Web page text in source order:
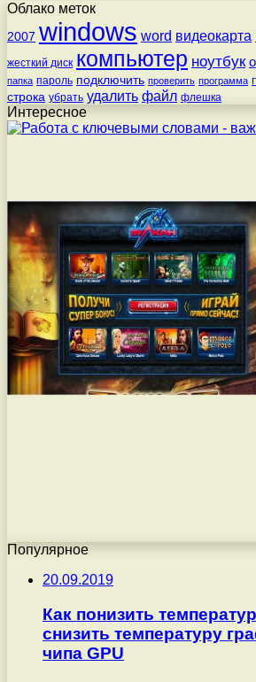
Облако меток
2007 windows word видеокарта
жесткий диск компьютер ноутбук
папка пароль подключить проверить программа
строка убрать удалить файл флешка
Интересное
Популярное
20.09.2019
Как понизить
снизить температуру
чипа GPU